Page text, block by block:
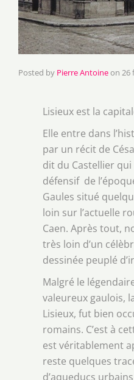
Posted by Pierre Antoineon 26
Lisieux est la
Elle entre dans
par un récit de
dit du Castellier
défensif de
Gaules situé
loin sur l’actuelle
Caen. Après tout,
très loin d’un
dessinée peuplé
Malgré le
valeureux gaulois,
Lisieux, fut bien
romains. C’est à
est véritablement
reste quelques
d’aqueducs